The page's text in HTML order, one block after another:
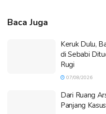
Baca Juga
Keruk Dulu,
di Sebabi
Rugi
07/08/2026
Dari Ruang
Panjang